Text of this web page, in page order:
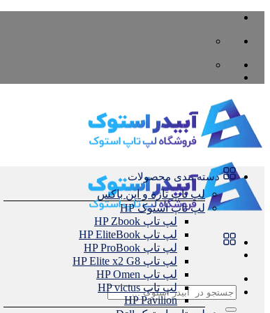
Skip
content
جستجو
دسته بندی محصولات
لپ تاپ تازه و اپن باکس
لپ تاپ استوک HP
لپ تاپ HP Zbook
لپ تاپ HP EliteBook
لپ تاپ HP ProBook
لپ تاپ HP Elite x2 G8
لپ تاپ HP Omen
لپ تاپ HP victus
HP Pavilion